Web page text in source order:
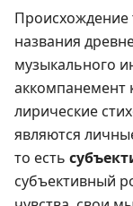
Происхождение
названия
музыкального
аккомпанемент
лирические
являются
то есть
субъективный